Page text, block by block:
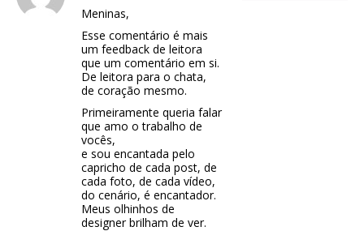
Meninas,
Esse comentário é mais
um feedback de leitora
que um comentário em si.
De leitora para o chata,
de coração mesmo.
Primeiramente queria falar
que amo o trabalho de
vocês,
e sou encantada pelo
capricho de cada post, de
cada foto, de cada vídeo,
do cenário, é encantador.
Meus olhinhos de
designer brilham de ver.